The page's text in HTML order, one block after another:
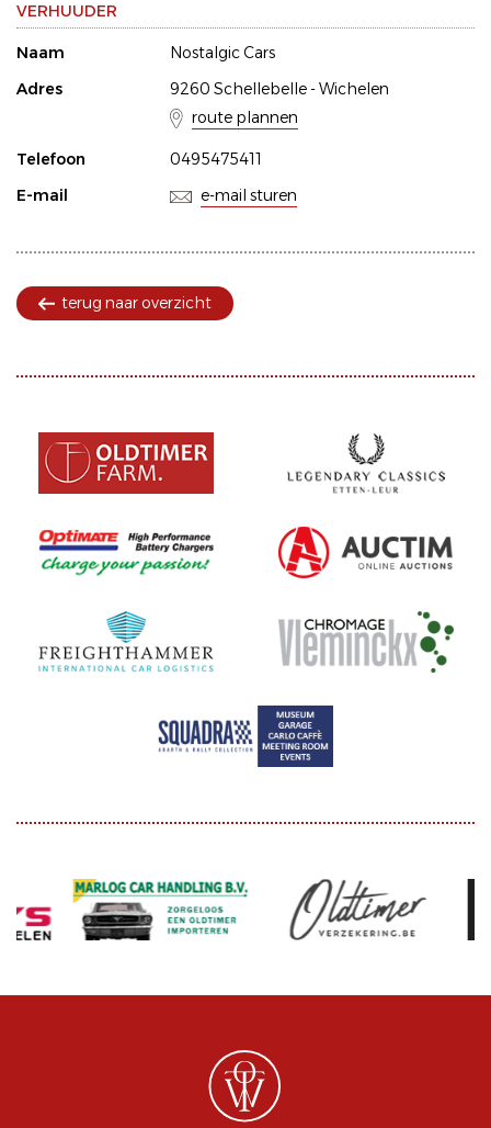
VERHUUDER
Naam
Nostalgic Cars
Adres
9260 Schellebelle - Wichelen
route plannen
Telefoon
0495475411
E-mail
e-mail sturen
terug naar overzicht